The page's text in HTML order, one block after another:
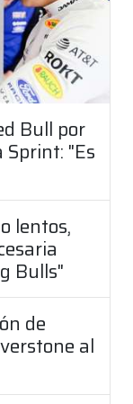
Bull por
"Es
lentos,
Bulls"
de
al